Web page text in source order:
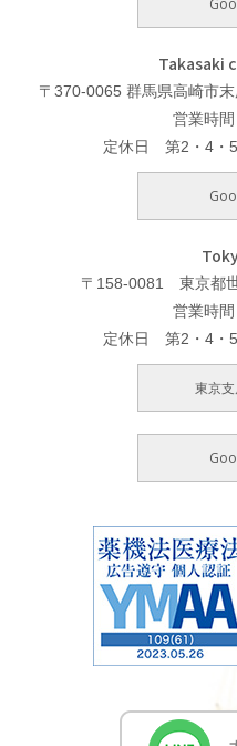
Takasaki
〒370-0065 群馬県高崎市
営業時
定休日 第2・4・5
〒158-0081 東京都
営業時
定休日 第2・4・5
東京